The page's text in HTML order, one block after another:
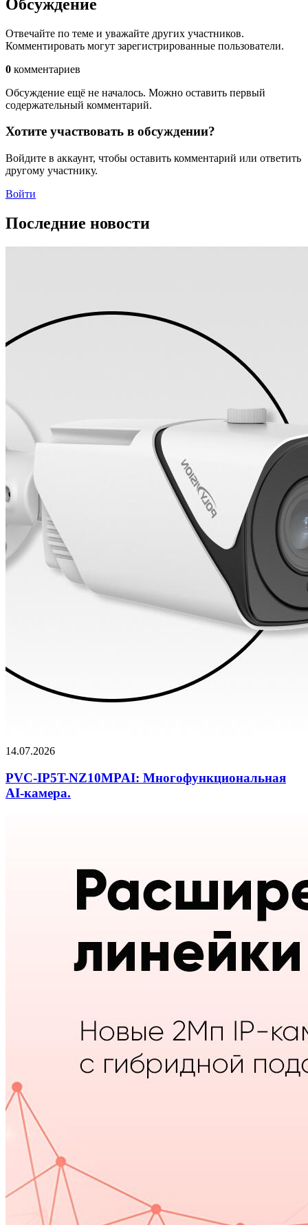
Обсуждение
Отвечайте по теме и уважайте других участников.
Комментировать могут зарегистрированные пользователи.
0 комментариев
Обсуждение ещё не началось. Можно оставить первый
содержательный комментарий.
Хотите участвовать в обсуждении?
Войдите в аккаунт, чтобы оставить комментарий или ответить
другому участнику.
Войти
Последние новости
14.07.2026
PVC-IP5T-NZ10MPAI: Многофункциональная
AI-камера.